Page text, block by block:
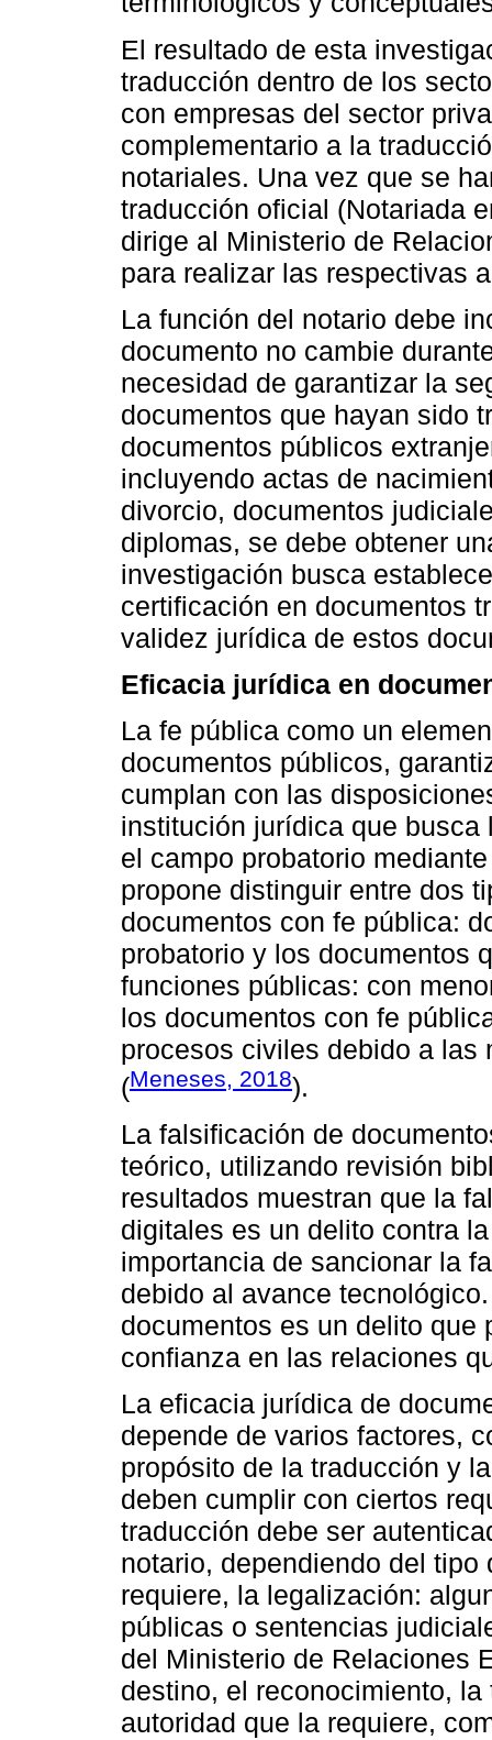
El resultado de esta
traducción dentro de los
con empresas del sector
complementario a la
notariales. Una vez que se
traducción oficial (Notariada
dirige al Ministerio de
para realizar las respectivas
La función del notario debe
documento no cambie
necesidad de garantizar la
documentos que hayan sido
documentos públicos
incluyendo actas de
divorcio, documentos
diplomas, se debe obtener
investigación busca
certificación en documentos
validez jurídica de estos
Eficacia jurídica en
La fe pública como un
documentos públicos,
cumplan con las
institución jurídica que
el campo probatorio
propone distinguir entre dos
documentos con fe pública:
probatorio y los documentos
funciones públicas: con
los documentos con fe
procesos civiles debido a las
(Meneses, 2018).
La falsificación de
teórico, utilizando revisión
resultados muestran que la
digitales es un delito contra
importancia de sancionar la
debido al avance
documentos es un delito que
confianza en las relaciones
La eficacia jurídica de
depende de varios factores,
propósito de la traducción y
deben cumplir con ciertos
traducción debe ser
notario, dependiendo del
requiere, la legalización:
públicas o sentencias
del Ministerio de Relaciones
destino, el reconocimiento,
autoridad que la requiere,